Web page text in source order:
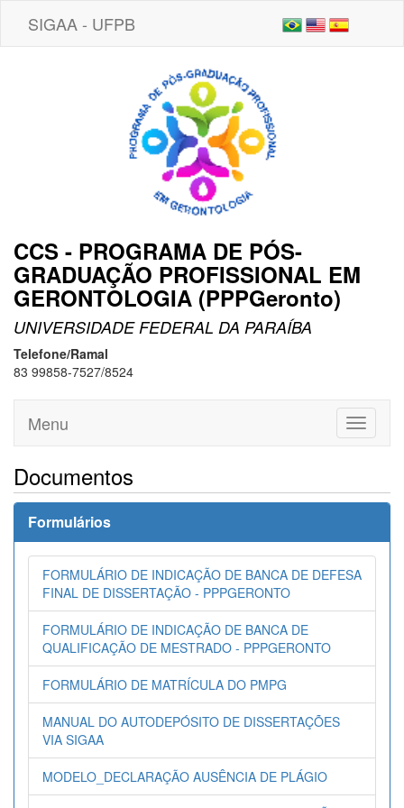
SIGAA - UFPB
CCS - PROGRAMA DE PÓS-
GRADUAÇÃO PROFISSIONAL EM
GERONTOLOGIA (PPPGeronto)
UNIVERSIDADE FEDERAL DA PARAÍBA
Telefone/Ramal
83 99858-7527/8524
Toggle
Menu
Documentos
Formulários
FORMULÁRIO DE INDICAÇÃO DE BANCA DE DEFESA
FINAL DE DISSERTAÇÃO - PPPGERONTO
FORMULÁRIO DE INDICAÇÃO DE BANCA DE
QUALIFICAÇÃO DE MESTRADO - PPPGERONTO
FORMULÁRIO DE MATRÍCULA DO PMPG
MANUAL DO AUTODEPÓSITO DE DISSERTAÇÕES
VIA SIGAA
MODELO_DECLARAÇÃO AUSÊNCIA DE PLÁGIO